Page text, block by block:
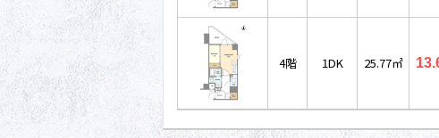
4階 1DK 25.77㎡